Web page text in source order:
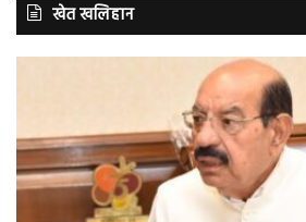
खेत खलिहान